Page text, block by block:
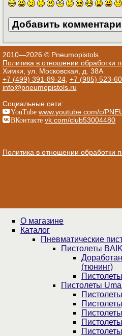
2010—2026 © Pneumopistols
Политика в отношении обработки
Химки, ул. Московская, д. 38А
+7 (499) 391-89-24, +7 (985) 523-
info@pneumopistols.ru
Социальные сети:
YouTube www.youtube.com/c/
ВКонтакте vk.com/club53004480
Политика в отношении обработки
О магазине
Каталог
Пнев­ма­ти­чес­кие
Пистолеты
(тюнинг)
Пистолеты